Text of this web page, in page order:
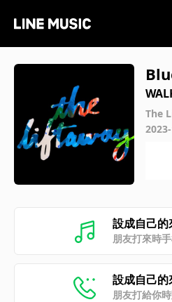
i
The
設成自己的
朋友打來時
設成自己的
朋友打給你